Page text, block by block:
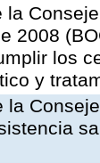
la
2008
los
y
la